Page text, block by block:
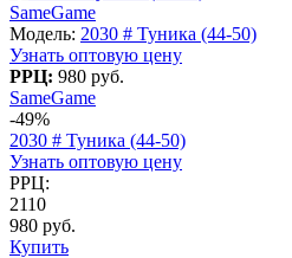
SameGame
Модель: 2030 # Туника (44-50)
Узнать оптовую цену
РРЦ: 980 руб.
SameGame
-49%
2030 # Туника (44-50)
Узнать оптовую цену
РРЦ:
2110
980 руб.
Купить